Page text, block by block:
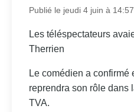
Publié le jeudi 4 juin à 14:57
Les téléspectateurs
Therrien
Le comédien a confirmé
reprendra son rôle dans
TVA.